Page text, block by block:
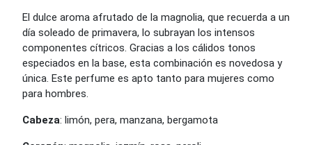
El dulce aroma afrutado de la magnolia, que recuerda a un
día soleado de primavera, lo subrayan los intensos
componentes cítricos. Gracias a los cálidos tonos
especiados en la base, esta combinación es novedosa y
única. Este perfume es apto tanto para mujeres como
para hombres.
Cabeza: limón, pera, manzana, bergamota